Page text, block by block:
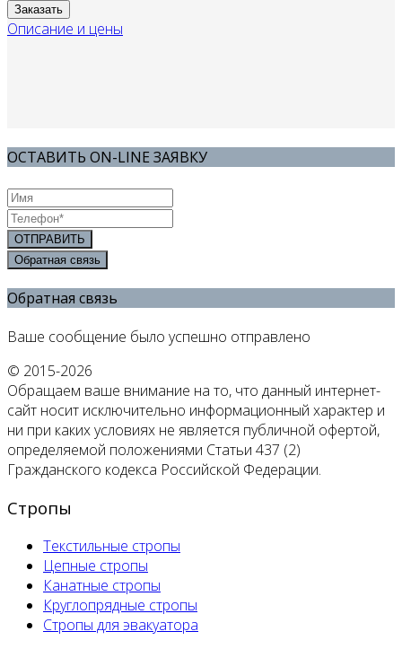
Заказать
Описание и цены
ОСТАВИТЬ ON-LINE ЗАЯВКУ
ОТПРАВИТЬ
Обратная связь
Обратная связь
Ваше сообщение было успешно отправлено
© 2015-2026
Обращаем ваше внимание на то, что данный интернет-
сайт носит исключительно информационный характер и
ни при каких условиях не является публичной офертой,
определяемой положениями Статьи 437 (2)
Гражданского кодекса Российской Федерации.
Стропы
Текстильные стропы
Цепные стропы
Канатные стропы
Круглопрядные стропы
Стропы для эвакуатора